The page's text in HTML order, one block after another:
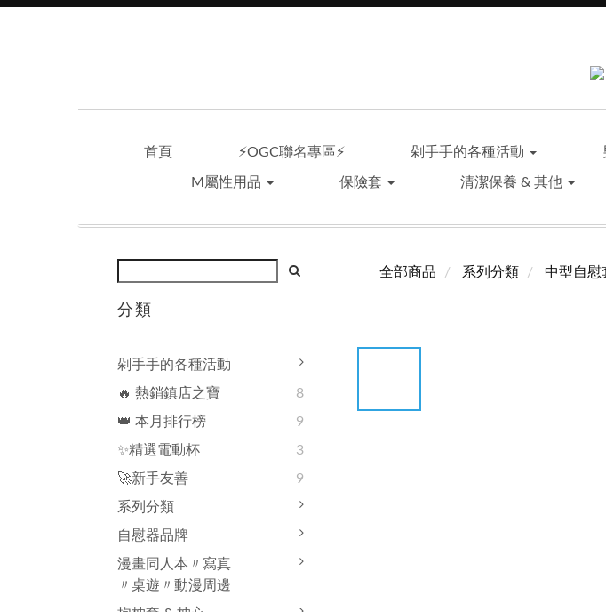
首頁 ⚡OGC聯名專區⚡ 剁手手的各種活動
M屬性用品 保險套 清潔保養 & 其他
分類
剁手手的各種活動
🔥 熱銷鎮店之寶
8
👑 本月排行榜
9
✨精選電動杯
3
🚀新手友善
9
系列分類
自慰器品牌
漫畫同人本〃寫真
〃桌遊〃動漫周邊
全部商品 系列分類 中型自慰